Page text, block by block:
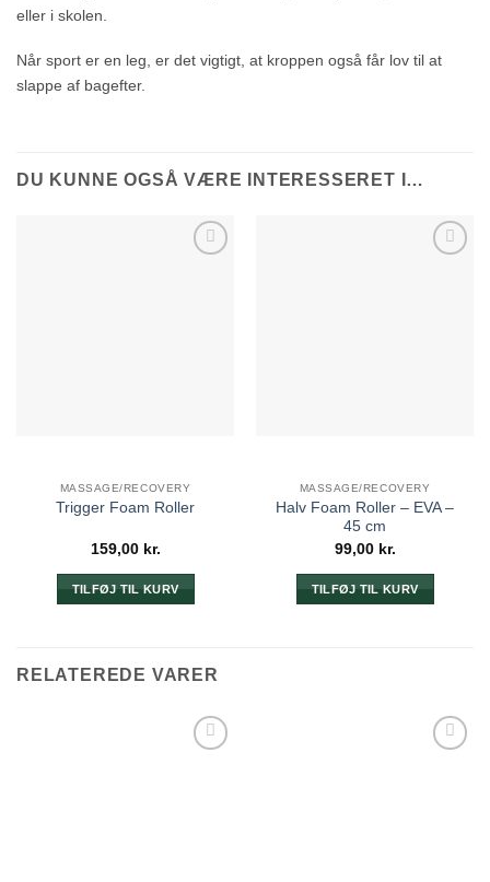
eller i skolen.
Når sport er en leg, er det vigtigt, at kroppen også får lov til at
slappe af bagefter.
DU KUNNE OGSÅ VÆRE INTERESSERET I…
MASSAGE/RECOVERY
Trigger Foam Roller
159,00 kr.
TILFØJ TIL KURV
MASSAGE/RECOVERY
Halv Foam Roller – EVA –
45 cm
99,00 kr.
TILFØJ TIL KURV
RELATEREDE VARER